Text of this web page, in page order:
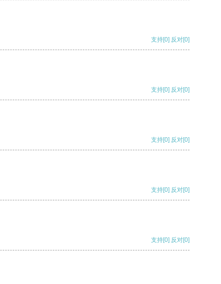
支持[0] 反对[0]
支持[0] 反对[0]
支持[0] 反对[0]
支持[0] 反对[0]
支持[0] 反对[0]